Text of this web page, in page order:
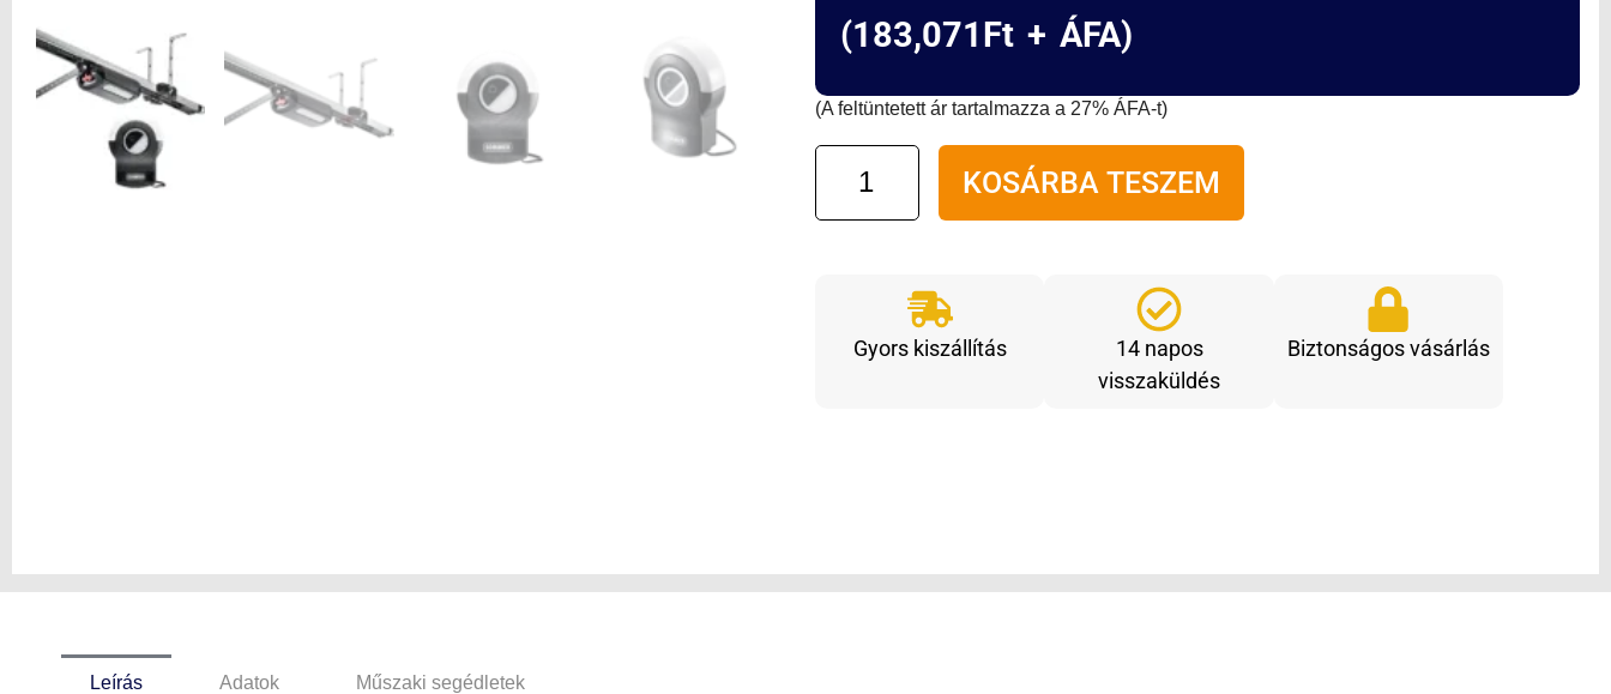
(183,071Ft+ ÁFA)
(A feltüntetett ár tartalmazza a 27% ÁFA-t)
Pro+
KOSÁRBA TESZEM
Gyors kiszállítás
14 napos
visszaküldés
Biztonságos vásárlás
Leírás Adatok Műszaki segédletek